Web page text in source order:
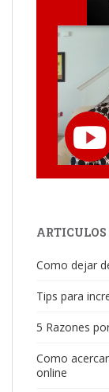
ARTICULOS
Como dejar
Tips para
5 Razones
Como
online